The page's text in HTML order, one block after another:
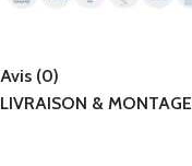
Avis (0)
LIVRAISON & MONTAGE